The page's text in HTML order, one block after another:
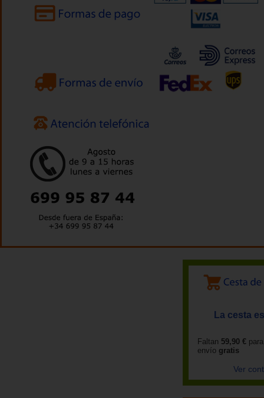
La cesta
Faltan 59,90 €
envío gratis
Ver